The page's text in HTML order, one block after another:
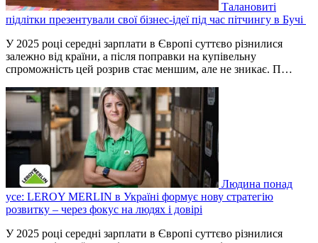
Талановиті
підлітки презентували свої бізнес-ідеї під час пітчингу в Бучі
У 2025 році середні зарплати в Європі суттєво різнилися
залежно від країни, а після поправки на купівельну
спроможність цей розрив стає меншим, але не зникає. П…
Людина понад
усе: LEROY MERLIN в Україні формує нову стратегію
розвитку – через фокус на людях і довірі
У 2025 році середні зарплати в Європі суттєво різнилися